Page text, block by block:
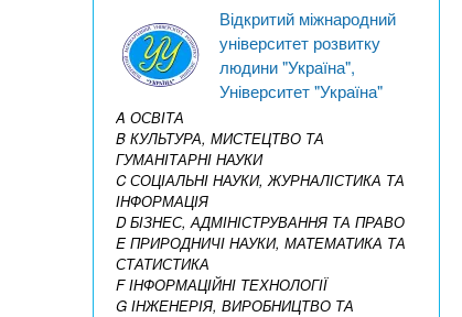
Відкритий міжнародний
університет розвитку
людини "Україна",
Університет "Україна"
A ОСВІТА
B КУЛЬТУРА, МИСТЕЦТВО ТА
ГУМАНІТАРНІ НАУКИ
C СОЦІАЛЬНІ НАУКИ, ЖУРНАЛІСТИКА ТА
ІНФОРМАЦІЯ
D БІЗНЕС, АДМІНІСТРУВАННЯ ТА ПРАВО
E ПРИРОДНИЧІ НАУКИ, МАТЕМАТИКА ТА
СТАТИСТИКА
F ІНФОРМАЦІЙНІ ТЕХНОЛОГІЇ
G ІНЖЕНЕРІЯ, ВИРОБНИЦТВО ТА